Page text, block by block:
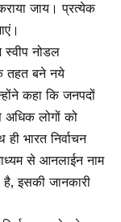
जाय। प्रत्येक
स्वीप नोडल
तहत बने नये
कहा कि जनपदों
लोगों को
भारत निर्वाचन
से आनलाईन नाम
इसकी जानकारी